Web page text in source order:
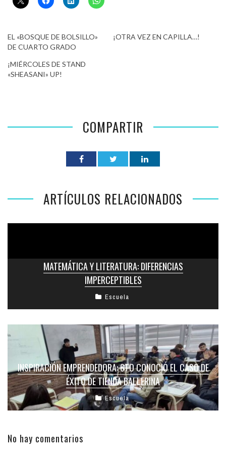
EL «BOSQUE DE BOLSILLO»
DE CUARTO GRADO
¡OTRA VEZ EN CAPILLA…!
¡MIÉRCOLES DE STAND
«SHEASANI» UP!
COMPARTIR
ARTÍCULOS RELACIONADOS
MATEMÁTICA Y LITERATURA: DIFERENCIAS
IMPERCEPTIBLES
Escuela
INSPIRACIÓN EMPRENDEDORA: 6TO CONOCIÓ EL CASO DE
ÉXITO DE TIENDA BALLERINA
Escuela
No hay comentarios